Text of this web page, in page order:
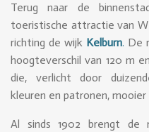
Terug naar de
toeristische attractie van
richting de wijk Kelburn. De
hoogteverschil van 120 m
die, verlicht door
kleuren en patronen,
Al sinds 1902 brengt de